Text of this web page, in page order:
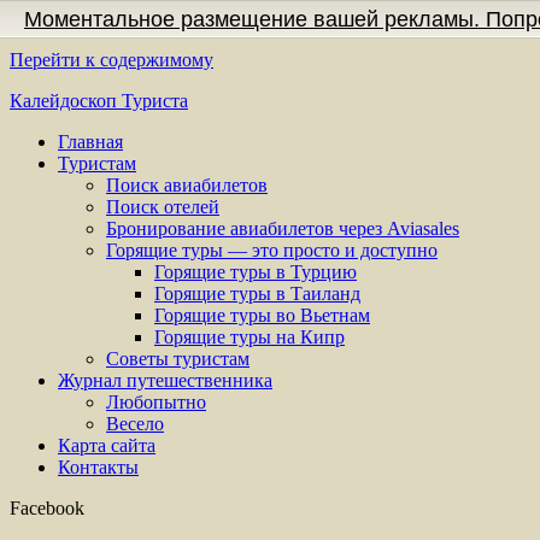
Моментальное размещение вашей рекламы.
Перейти к содержимому
Калейдоскоп Туриста
Главная
Туристам
Поиск авиабилетов
Поиск отелей
Бронирование авиабилетов через Aviasales
Горящие туры — это просто и доступно
Горящие туры в Турцию
Горящие туры в Таиланд
Горящие туры во Вьетнам
Горящие туры на Кипр
Советы туристам
Журнал путешественника
Любопытно
Весело
Карта сайта
Контакты
Facebook